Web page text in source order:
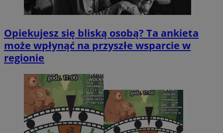
Opiekujesz się bliską osobą? Ta ankieta
może wpłynąć na przyszłe wsparcie w
regionie